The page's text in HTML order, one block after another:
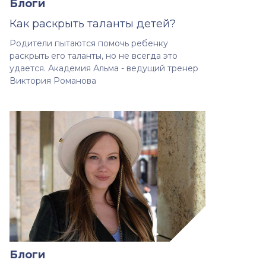
Блоги
Как раскрыть таланты детей?
Родители пытаются помочь ребенку
раскрыть его таланты, но не всегда это
удается. Академия Альма - ведущий тренер
Виктория Романова
Блоги